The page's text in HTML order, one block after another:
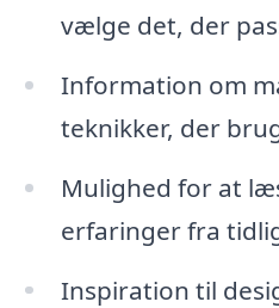
vælge det, der
Information om
teknikker, der
Mulighed for at
erfaringer fra
Inspiration til